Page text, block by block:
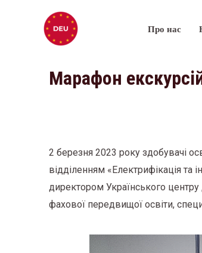
Про нас
Марафон
2 березня 2023 року здобувачі
відділенням «Електрифікація та
директором Українського
фахової передвищої освіти,